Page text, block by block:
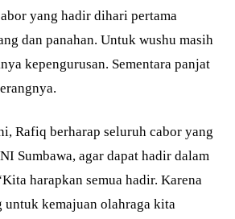
yang hadir dihari pertama
dan panahan. Untuk wushu masih
kepengurusan. Sementara panjat
Rafiq berharap seluruh cabor yang
Sumbawa, agar dapat hadir dalam
harapkan semua hadir. Karena
kemajuan olahraga kita